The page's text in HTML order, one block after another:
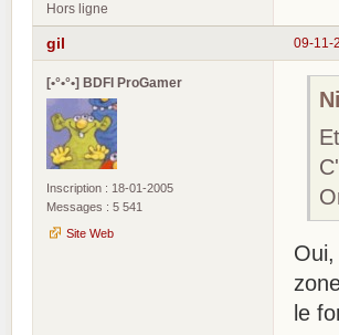
Hors ligne
09-11-
gil
[•°•°•] BDFI ProGamer
Inscription : 18-01-2005
Messages : 5 541
Site Web
le